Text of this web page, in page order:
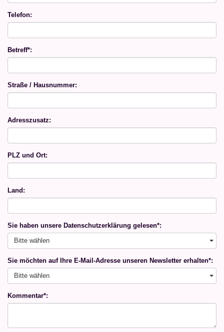
Telefon:
Betreff*:
Straße / Hausnummer:
Adresszusatz:
PLZ und Ort:
Land:
Sie haben unsere Datenschutzerklärung gelesen*:
Bitte wählen
Sie möchten auf Ihre E-Mail-Adresse unseren Newsletter erhalten*:
Bitte wählen
Kommentar*: